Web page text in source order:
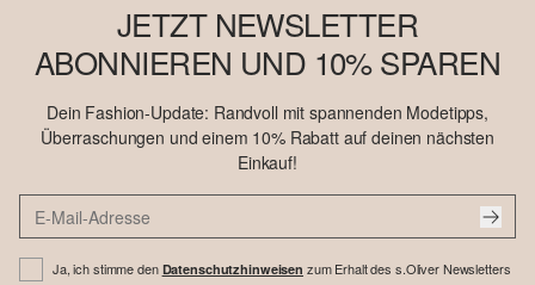
JETZT NEWSLETTER
ABONNIEREN UND 10% SPAREN
Dein Fashion-Update: Randvoll mit spannenden Modetipps,
Überraschungen und einem 10% Rabatt auf deinen nächsten
Einkauf!
Ja, ich stimme den Datenschutzhinweisen zum Erhalt des s.Oliver Newsletters